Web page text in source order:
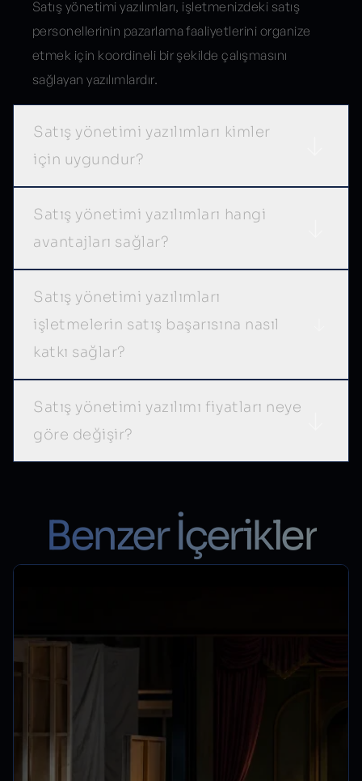
Satış yönetimi yazılımları, işletmenizdeki satış
personellerinin pazarlama faaliyetlerini organize
etmek için koordineli bir şekilde çalışmasını
sağlayan yazılımlardır.
Satış yönetimi yazılımları kimler
için uygundur?
Satış yönetimi yazılımları hangi
avantajları sağlar?
Satış yönetimi yazılımları
işletmelerin satış başarısına nasıl
katkı sağlar?
Satış yönetimi yazılımı fiyatları neye
göre değişir?
Benzer İçerikler